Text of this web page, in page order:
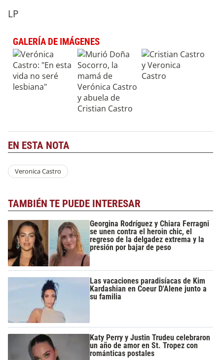
LP
GALERÍA DE IMÁGENES
EN ESTA NOTA
Veronica Castro
TAMBIÉN TE PUEDE INTERESAR
Georgina Rodríguez y Chiara Ferragni
se unen contra el heroin chic, el
regreso de la delgadez extrema y la
presión por bajar de peso
Las vacaciones paradisíacas de Kim
Kardashian en Coeur D'Alene junto a
su familia
Katy Perry y Justin Trudeu celebraron
un año de amor en St. Tropez con
románticas postales